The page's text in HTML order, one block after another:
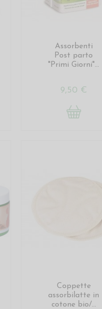
Assorbenti
Post parto
"Primi Giorni"...
9,50 €
Coppette
assorbilatte in
cotone bio/...